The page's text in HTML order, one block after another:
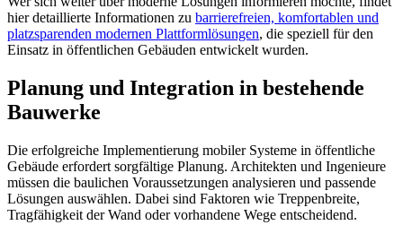
hier detaillierte Informationen zu barrierefreien, komfortablen und
platzsparenden modernen Plattformlösungen, die speziell für den
Einsatz in öffentlichen Gebäuden entwickelt wurden.
Planung und Integration in bestehende
Bauwerke
Die erfolgreiche Implementierung mobiler Systeme in öffentliche
Gebäude erfordert sorgfältige Planung. Architekten und Ingenieure
müssen die baulichen Voraussetzungen analysieren und passende
Lösungen auswählen. Dabei sind Faktoren wie Treppenbreite,
Tragfähigkeit der Wand oder vorhandene Wege entscheidend.